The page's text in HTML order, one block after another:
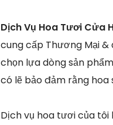
Dịch Vụ Hoa Tươi Cửa
cung cấp Thương Mại
chọn lựa dòng sản
có lẽ bảo đảm rằng
Dịch vụ hoa tươi của